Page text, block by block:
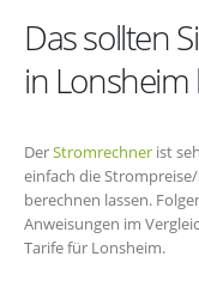
Das sollten
in
DerStromrechner ist
einfach die
berechnen lassen.
Anweisungen im
Tarife für Lonsheim.